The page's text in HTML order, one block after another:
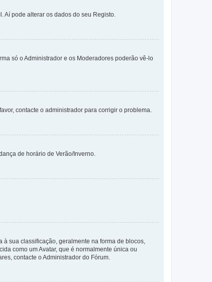
pode alterar os dados do seu Registo.
só o Administrador e os Moderadores poderão vê-lo
contacte o administrador para corrigir o problema.
de horário de Verão/Inverno.
sua classificação, geralmente na forma de blocos,
como um Avatar, que é normalmente única ou
contacte o Administrador do Fórum.